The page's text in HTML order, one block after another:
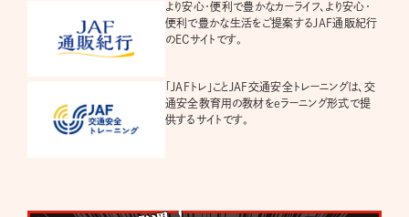
より安心・便利で豊かなカーライフ、より安心・
便利で豊かな生活をご提案するJAF通販紀行
のECサイトです。
「JAFトレ」ことJAF交通安全トレーニングは、交
通安全教育用の教材をeラーニング形式で提
供するサイトです。